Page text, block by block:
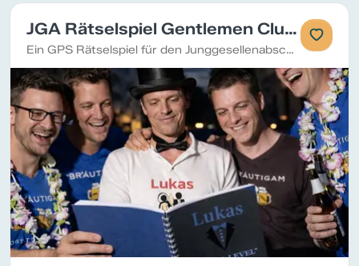
JGA Rätselspiel Gentlemen Club Luzern
Ein GPS Rätselspiel für den Junggesellenabschied mit persönlichem Rätselbuch